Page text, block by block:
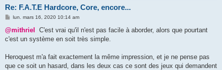
Re: F.A.T.E Hardcore, Core, encore...
M
s
a
lun. mars 16, 2020 10:14 am
@mithriel C'est vrai qu'il n'est pas facile à aborder, alors que pourtant
c'est un système en soit très simple.
Heroquest m'a fait exactement la même impression, et je ne pense pas
que ce soit un hasard, dans les deux cas ce sont des jeux qui demandent